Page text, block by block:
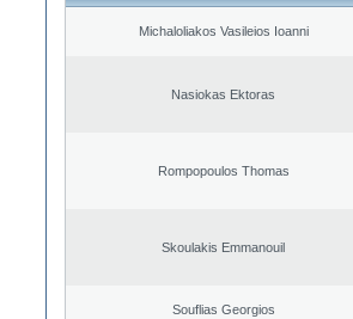
Michaloliakos Vasileios Ioanni
Nasiokas Ektoras
Rompopoulos Thomas
Skoulakis Emmanouil
Souflias Georgios